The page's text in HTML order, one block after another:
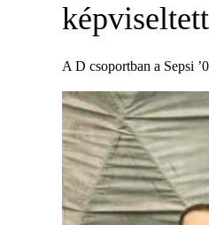
A D csoportban a Sepsi